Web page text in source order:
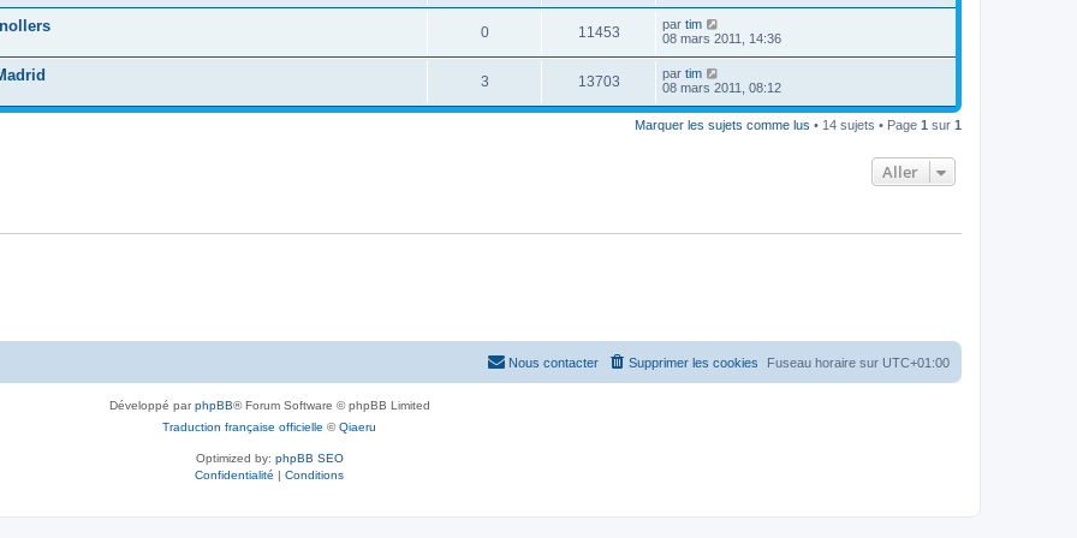
0 11453 par tim
08 mars 2011, 14:36
3 13703 par tim
08 mars 2011, 08:12
Marquer les sujets comme lus • 14 sujets • Page 1 sur 1
Aller
Fuseau horaire sur UTC+01:00
Supprimer les cookies
Nous contacter
Développé parphpBB® Forum Software © phpBB Limited
Traduction française officielle ©Qiaeru
Optimized by: phpBB SEO
Confidentialité | Conditions